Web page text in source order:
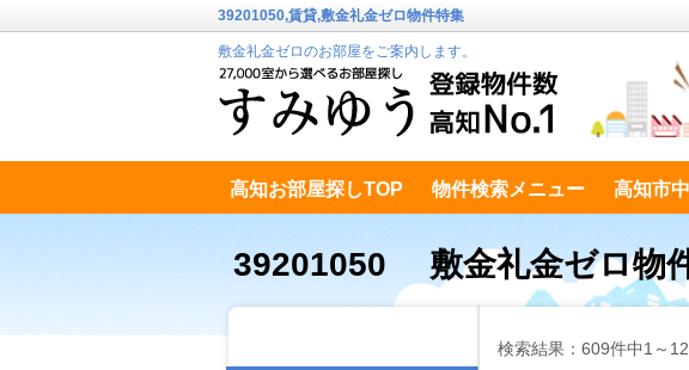
39201050,賃貸,敷金礼金ゼロ物件特集
敷金礼金ゼロのお部屋をご案内します。
高知お部屋探しTOP 物件検索メニュー 高知市
テキストデータ
39201050 敷金礼金ゼロ物
検索結果：609件中1～